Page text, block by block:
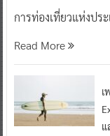
การท่องเที่ยวแห่งประ
Read More
เ
แ